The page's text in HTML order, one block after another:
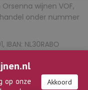
wijnen VOF,
onder nummer
NL30RABO
ziehier
op onze
Akkoord